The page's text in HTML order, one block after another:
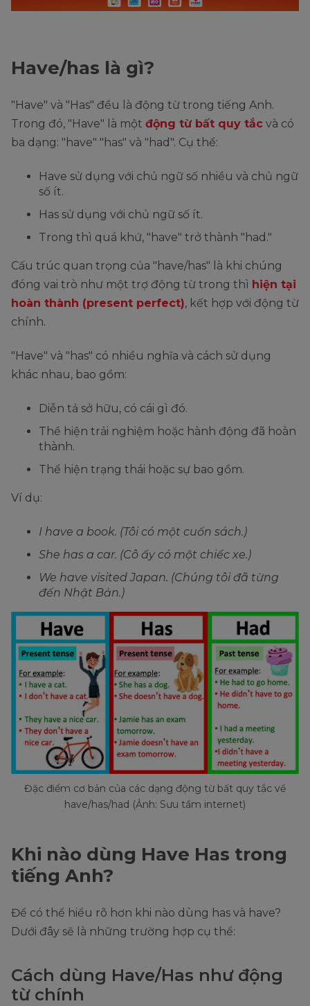
Have/has là gì?
"Have" và "Has" đều là động từ trong tiếng Anh.
Trong đó, "Have" là một động từ bất quy tắc và có
ba dạng: "have" "has" và "had". Cụ thể:
Have sử dụng với chủ ngữ số nhiều và chủ ngữ
số ít.
Has sử dụng với chủ ngữ số ít.
Trong thì quá khứ, "have" trở thành "had."
Cấu trúc quan trọng của "have/has" là khi chúng
đóng vai trò như một trợ động từ trong thì hiện tại
hoàn thành (present perfect), kết hợp với động từ
chính.
"Have" và "has" có nhiều nghĩa và cách sử dụng
khác nhau, bao gồm:
Diễn tả sở hữu, có cái gì đó.
Thể hiện trải nghiệm hoặc hành động đã hoàn
thành.
Thể hiện trạng thái hoặc sự bao gồm.
Ví dụ:
I have a book. (Tôi có một cuốn sách.)
She has a car. (Cô ấy có một chiếc xe.)
We have visited Japan. (Chúng tôi đã từng
đến Nhật Bản.)
Đặc điểm cơ bản của các dạng động từ bất quy tắc về
have/has/had (Ảnh: Sưu tầm internet)
Khi nào dùng Have Has trong
tiếng Anh?
Để có thể hiểu rõ hơn khi nào dùng has và have?
Dưới đây sẽ là những trường hợp cụ thể:
Cách dùng Have/Has như động
từ chính